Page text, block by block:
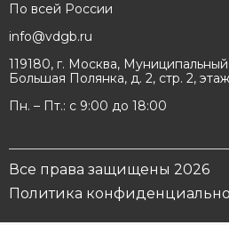
По всей России
info@vdgb.ru
119180, г. Москва,
Большая Полянка, д. 2, стр. 2,
Пн. – Пт.: с 9:00 до 18:00
Все права защищены 2026
Политика